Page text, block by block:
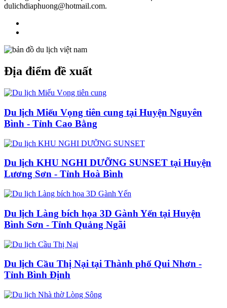
dulichdiaphuong@hotmail.com.
Địa điểm đề xuất
Du lịch Miếu Vọng tiên cung tại Huyện Nguyên
Bình - Tỉnh Cao Bằng
Du lịch KHU NGHI DƯỠNG SUNSET tại Huyện
Lương Sơn - Tỉnh Hoà Bình
Du lịch Làng bích họa 3D Gành Yến tại Huyện
Bình Sơn - Tỉnh Quảng Ngãi
Du lịch Cầu Thị Nại tại Thành phố Qui Nhơn -
Tỉnh Bình Định